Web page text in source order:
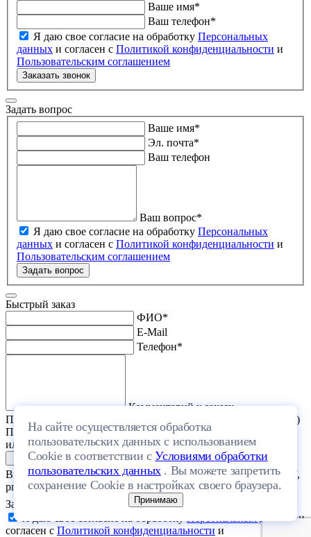
Ваше имя*
Ваш телефон*
Я даю свое согласие на обработку Персональных
данных и согласен с Политикой конфиденциальности и
Пользовательским соглашением
Заказать звонок
Задать вопрос
Ваше имя*
Эл. почта*
Ваш телефон
Ваш вопрос*
Я даю свое согласие на обработку Персональных
данных и согласен с Политикой конфиденциальности и
Пользовательским соглашением
Задать вопрос
На сайте осуществляется обработка
пользовательских данных с использованием
Cookie в соответствии сУсловиями обработки
пользовательских данных. Вы можете запретить
сохранение Cookie в настройках своего браузера.
Принимаю
Быстрый заказ
ФИО*
E-Mail
Телефон*
Комментарий к заказу
Прикрепить файл (проект дома или список стройматериалов)
Перетащите один или несколько файлов в эту область
или выберите файл на компьютере
Выберите файл с расширением (doc, docx, xls, xlsx, txt, rtf, pdf,
png, jpeg, jpg, gif) и размером, не превышающим 20 МБ.
Загрузить файлы
Персональных данныхи
согласен с Политикой конфиденциальности и